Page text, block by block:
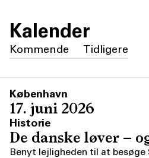
Kalender
Kommende Tidligere
København
17. juni 2026
Historie
De danske løver –
Benyt lejligheden til at